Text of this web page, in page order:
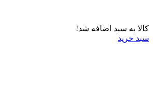
کالا به سبد اضافه شد!
سبد خرید